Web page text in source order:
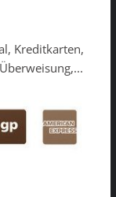
Kreditkarten,